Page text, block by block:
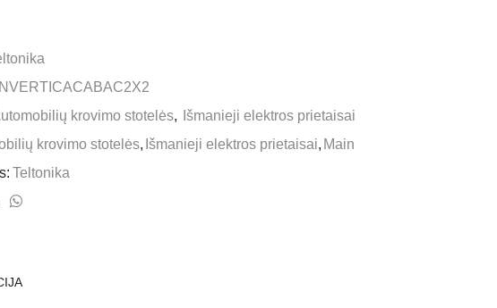
krovimo stotelės,
Išmanieji elektros prietaisai
krovimo stotelės, Išmanieji elektros prietaisai, Main
Teltonika